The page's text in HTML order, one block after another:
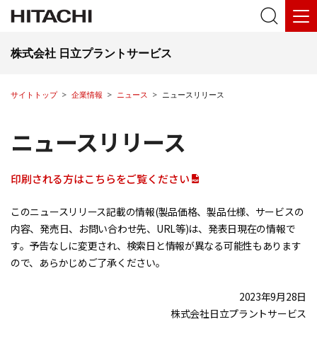
株式会社 日立プラントサービス
サイトトップ 企業情報 ニュース ニュースリリース
ニュースリリース
印刷される方はこちらをご覧ください
このニュースリリース記載の情報(製品価格、製品仕様、サービスの
内容、発売日、お問い合わせ先、URL等)は、発表日現在の情報で
す。予告なしに変更され、検索日と情報が異なる可能性もあります
ので、あらかじめご了承ください。
2023年9月28日
株式会社日立プラントサービス